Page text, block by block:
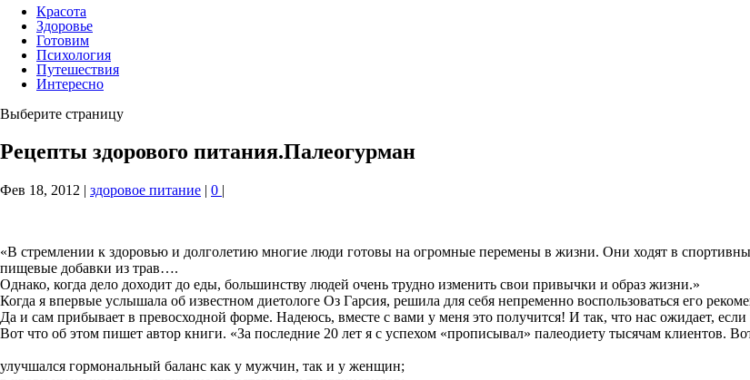
Красота
Здоровье
Готовим
Психология
Путешествия
Интересно
Выберите страницу
Рецепты здорового питания.Палеогурман
Фев 18, 2012 | здоровое питание | 0 |
«В стремлении к здоровью и долголетию многие люди готовы на огромные перемены в жизни. Они ходят в
пищевые добавки из трав….
Однако, когда дело доходит до еды, большинству людей очень трудно изменить свои привычки и образ жизни.»
Когда я впервые услышала об известном диетологе Оз Гарсия, решила для себя непременно воспользоваться его
Да и сам прибывает в превосходной форме. Надеюсь, вместе с вами у меня это получится! И так, что нас ожидает, если
Вот что об этом пишет автор книги. «За последние 20 лет я с успехом «прописывал» палеодиету тысячам клиентов.
улучшался гормональный баланс как у мужчин, так и у женщин;